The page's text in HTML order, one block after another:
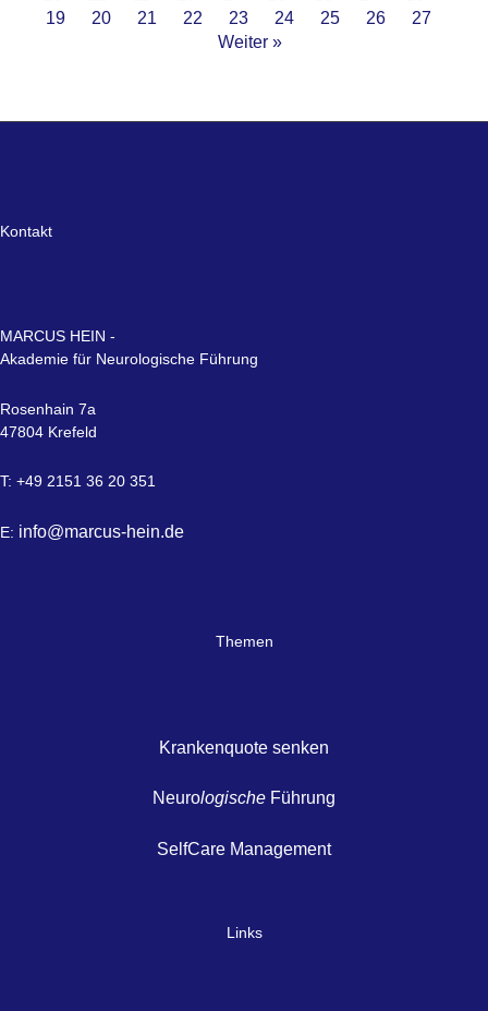
19
20 21 22 23 24 25 26
27
Weiter »
Kontakt
MARCUS HEIN -
Akademie für Neurologische Führung
Rosenhain 7a
47804 Krefeld
T: +49 2151 36 20 351
E: info@marcus-hein.de
Themen
Krankenquote senken
Neurologische Führung
SelfCare Management
Links